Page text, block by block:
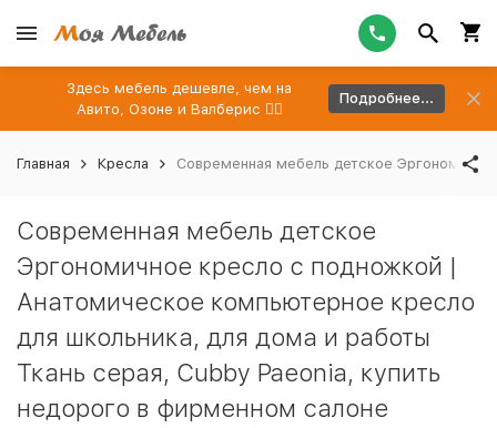
Здесь мебель дешевле, чем на
Авито, Озоне и Валберис 👉🏻
Подробнее...
Главная Кресла Современная мебель детское
Современная мебель детское
Эргономичное кресло с подножкой |
Анатомическое компьютерное кресло
для школьника, для дома и работы
Ткань серая, Cubby Paeonia, купить
недорого в фирменном салоне